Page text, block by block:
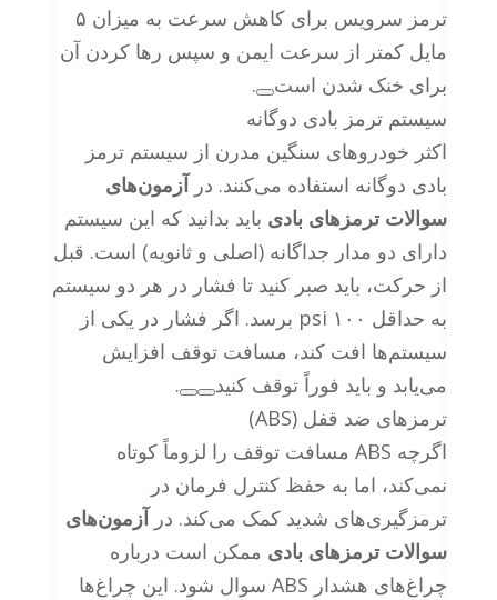
ترمز سرویس برای کاهش سرعت به میزان ۵
مایل کمتر از سرعت ایمن و سپس رها کردن آن
برای خنک شدن است
.
سیستم ترمز بادی دوگانه
اکثر خودروهای سنگین مدرن از سیستم ترمز
بادی دوگانه استفاده می‌کنند. درآزمون‌های
سوالات ترمزهای بادی باید بدانید که این سیستم
دارای دو مدار جداگانه (اصلی و ثانویه) است. قبل
از حرکت، باید صبر کنید تا فشار در هر دو سیستم
به حداقل ۱۰۰ psi برسد. اگر فشار در یکی از
سیستم‌ها افت کند، مسافت توقف افزایش
می‌یابد و باید فوراً توقف کنید
.
ترمزهای ضد قفل (ABS)
اگرچه ABS مسافت توقف را لزوماً کوتاه
نمی‌کند، اما به حفظ کنترل فرمان در
ترمزگیری‌های شدید کمک می‌کند. درآزمون‌های
سوالات ترمزهای بادی ممکن است درباره
چراغ‌های هشدار ABS سوال شود. این چراغ‌ها